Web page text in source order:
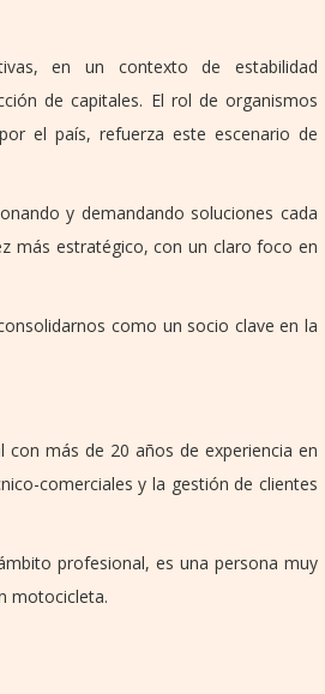
en un contexto de estabilidad
de capitales. El rol de organismos
el país, refuerza este escenario de
y demandando soluciones cada
más estratégico, con un claro foco en
como un socio clave en la
con más de 20 años de experiencia en
comerciales y la gestión de clientes
profesional, es una persona muy
motocicleta.